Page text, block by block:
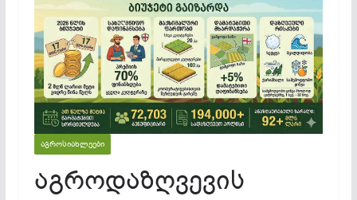
ᲐᲒᲠᲝᲡᲘᲐᲮᲚᲔᲔᲑᲘ
აგროდაზღვევის